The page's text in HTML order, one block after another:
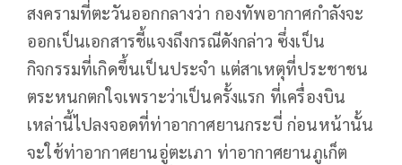
สงครามที่ตะวันออกกลางว่า กองทัพอากาศกําลังจะ
ออกเป็นเอกสารชี้แจงถึงกรณีดังกล่าว ซึ่งเป็น
กิจกรรมที่เกิดขึ้นเป็นประจํา แต่สาเหตุที่ประชาชน
ตระหนกตกใจเพราะว่าเป็นครั้งแรก ที่เครื่องบิน
เหล่านี้ไปลงจอดที่ท่าอากาศยานกระบี่ ก่อนหน้านั้น
จะใช้ท่าอากาศยานอู่ตะเภา ท่าอากาศยานภูเก็ต